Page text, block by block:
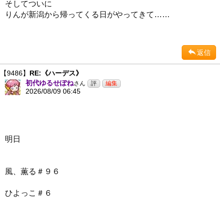
そしてついに
りんが新潟から帰ってくる日がやってきて……
返信
【9486】 RE:《ハーデス》
初代ゆるせぽねさん
2026/08/09 06:45
明日
風、薫る＃９６
ひよっこ＃６